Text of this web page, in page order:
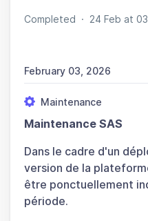
Completed · 24 Feb at
February 03, 2026
Maintenance
Maintenance SAS
Dans le cadre d'un
version de la
être ponctuellement
période.